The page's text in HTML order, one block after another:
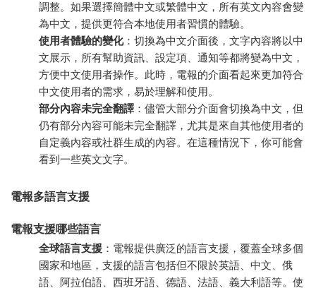
調整。如果選擇簡體中文或繁體中文，所有英文內容會變
為中文，提供更符合本地使用者習慣的體驗。
使用者體驗的變化：切換為中文介面後，文字內容將以中
文展示，所有幫助資訊、設定項、通知等都將變為中文，
方便中文使用者操作。此時，電報的介面看起來更加符合
中文使用者的需求，易於理解和使用。
部分內容未完全翻譯 ：儘管大部分介面會切換為中文，但
仍有部分內容可能未完全翻譯，尤其是來自其他使用者的
自定義內容或社群生成的內容。在這種情況下，你可能會
看到一些英文文字。
電報多語言支援
電報支援哪些語言
全球語言支援 ：電報提供廣泛的語言支援，覆蓋全球多個
國家和地區，支援的語言包括但不限於英語、中文、俄
語、阿拉伯語、西班牙語、德語、法語、義大利語等。使